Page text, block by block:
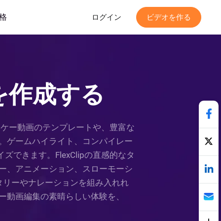
ログイン ビデオを作る
成する
ー動画のテンプレートや、豊富な
ゲームハイライト、コンパイレー
できます。FlexClipの直感的なタ
、アニメーション、スローモーシ
ーやナレーションを組み入れれ
画編集の素晴らしい体験を、